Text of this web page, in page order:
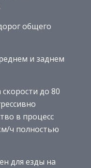
общего
и заднем
до 80
в процесс
ч полностью
для езды на